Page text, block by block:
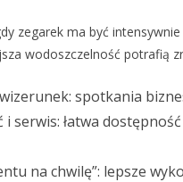
zegarek ma być
wodoszczelność potrafią
spotkania
i serwis: łatwa
na chwilę”: lepsze